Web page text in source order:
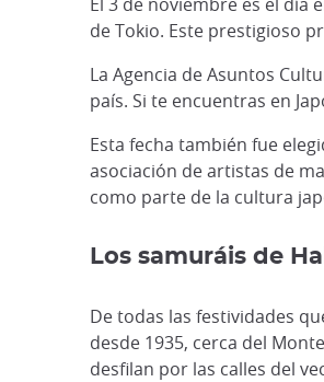
de Tokio. Este prestigioso
La Agencia de Asuntos
país. Si te encuentras en
Esta fecha también fue
asociación de artistas de
como parte de la cultura
Los samuráis de
De todas las festividades
desde 1935, cerca del
desfilan por las calles del